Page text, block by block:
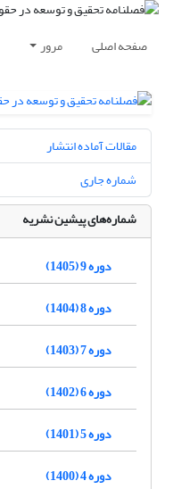
صفحه اصلی مرور
مقالات آماده انتشار
شماره جاری
شماره‌های پیشین نشریه
دوره 9 (1405)
دوره 8 (1404)
دوره 7 (1403)
دوره 6 (1402)
دوره 5 (1401)
دوره 4 (1400)